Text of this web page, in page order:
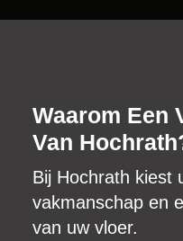
Waarom Een
Van
Bij Hochrath kiest
vakmanschap en
van uw vloer.